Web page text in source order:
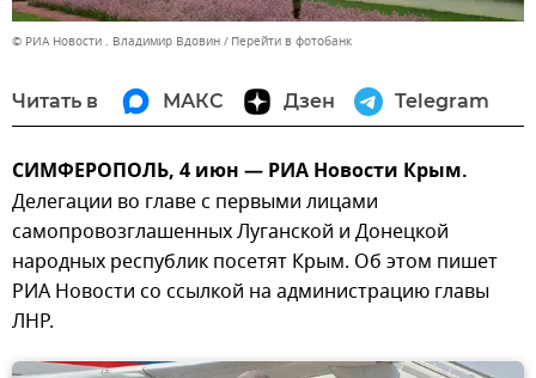
© РИА Новости . Владимир Вдовин Перейти в фотобанк
Читать в МАКС Дзен Telegram
CИМФЕРОПОЛЬ, 4 июн — РИА Новости Крым.
Делегации во главе с первыми лицами
самопровозглашенных Луганской и Донецкой
народных республик посетят Крым. Об этом пишет
РИА Новости со ссылкой на администрацию главы
ЛНР.